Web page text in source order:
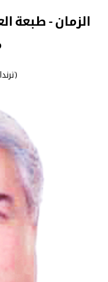
الزمان - طبعة